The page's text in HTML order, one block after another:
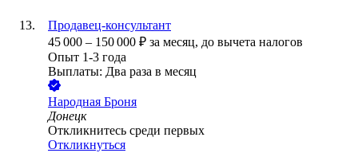
Продавец-консультант
45 000 – 150 000 ₽ за месяц, до вычета налогов
Опыт 1-3 года
Выплаты: Два раза в месяц
Народная Броня
Донецк
Откликнитесь среди первых
Откликнуться